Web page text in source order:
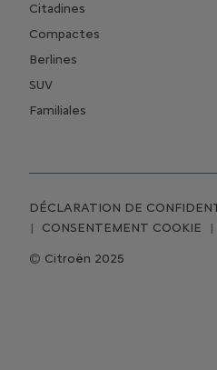
Citadines
Compactes
Berlines
SUV
Familiales
Citroën 2025
DÉCLARATION DE
CONSENTEMENT COOKIE